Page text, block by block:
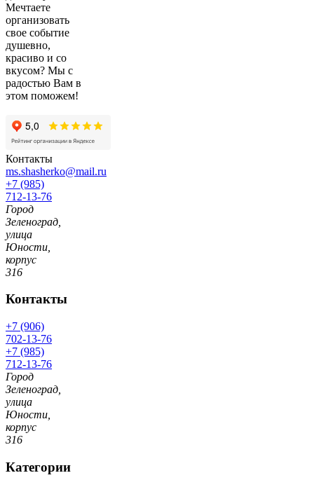
Мечтаете
организовать
свое событие
душевно,
красиво и со
вкусом? Мы с
радостью Вам в
этом поможем!
Контакты
ms.shasherko@mail.ru
+7 (985)
712-13-76
Город
Зеленоград,
улица
Юности,
корпус
316
Контакты
+7 (906)
702-13-76
+7 (985)
712-13-76
Город
Зеленоград,
улица
Юности,
корпус
316
Категории